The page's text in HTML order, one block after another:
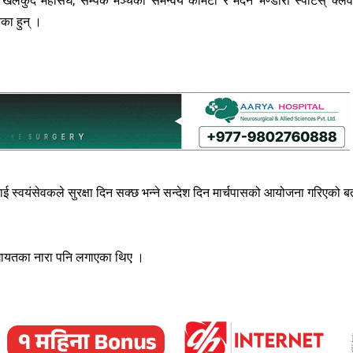
हुन् ।
सुरक्षा दिन सक्छ भन्ने सन्देश दिन मार्चपासको आयोजना गरिएको
नारा पनि लगाएका थिए ।